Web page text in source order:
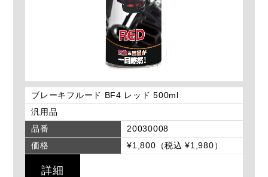
ブレーキフルード BF4 レッド 500ml
汎用品
品番
20030008
価格
¥1,800（税込 ¥1,980）
詳細